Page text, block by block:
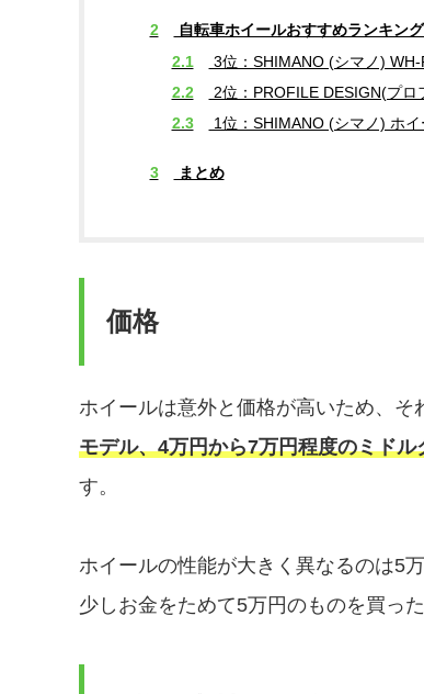
2
自転車ホイールおすすめランキン
2.1
3位：SHIMANO (シマノ)
2.2
2位：PROFILE DESIGN(プ
2.3
1位：SHIMANO (シマノ) ホ
3 まとめ
価格
ホイールは意外と価格が高いため、そ
モデル、4万円から7万円程度のミド
す。
ホイールの性能が大きく異なるのは5
少しお金をためて5万円のものを買っ